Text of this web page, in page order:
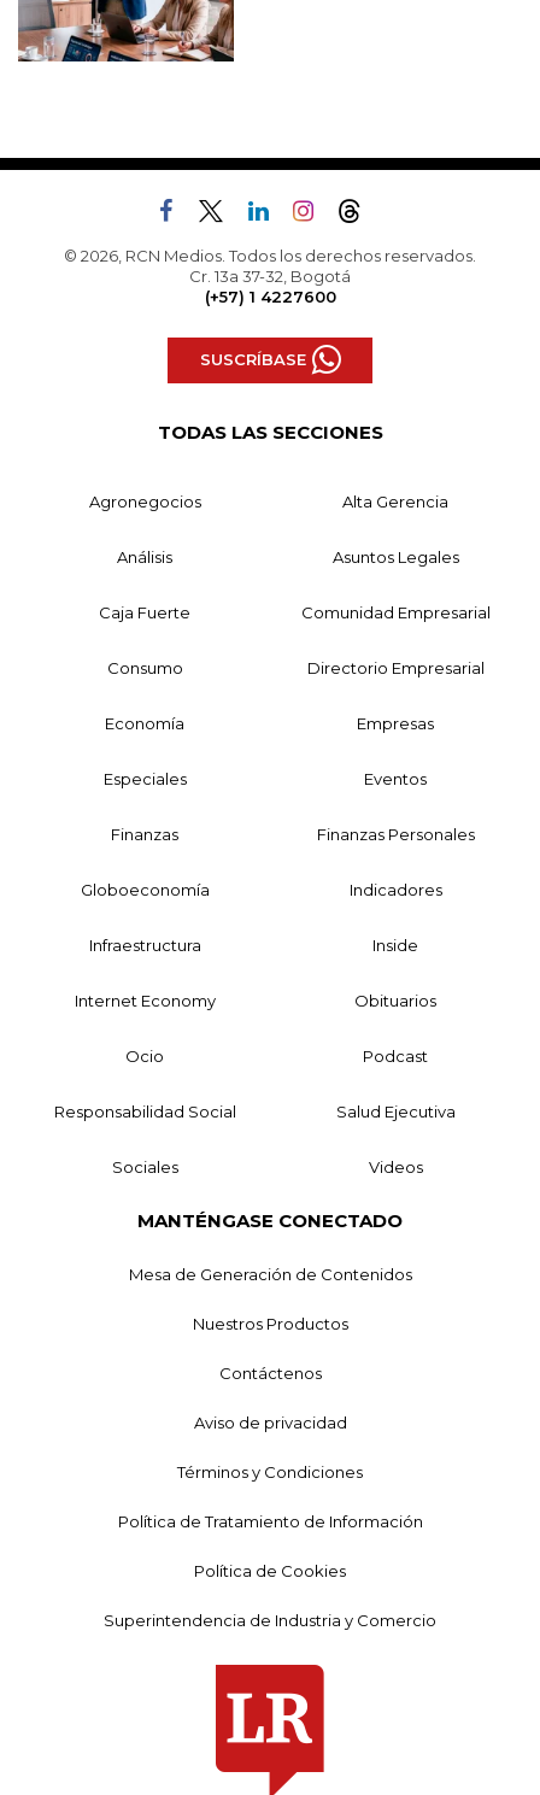
© 2026, RCN Medios. Todos los derechos reservados.
Cr. 13a 37-32, Bogotá
(+57) 1 4227600
SUSCRÍBASE
TODAS LAS SECCIONES
Agronegocios Alta Gerencia
Análisis Asuntos Legales
Caja Fuerte Comunidad Empresarial
Consumo Directorio Empresarial
Economía Empresas
Especiales Eventos
Finanzas Finanzas Personales
Globoeconomía Indicadores
Infraestructura Inside
Internet Economy Obituarios
Ocio Podcast
Responsabilidad Social Salud Ejecutiva
Sociales Videos
MANTÉNGASE CONECTADO
Mesa de Generación de Contenidos
Nuestros Productos
Contáctenos
Aviso de privacidad
Términos y Condiciones
Política de Tratamiento de Información
Política de Cookies
Superintendencia de Industria y Comercio